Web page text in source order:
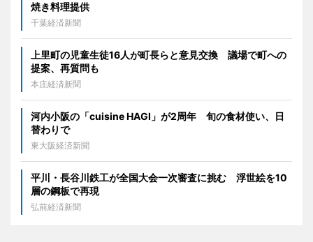
焼き料理提供
千葉経済新聞
上里町の児童生徒16人が町長らと意見交換 議場で町への
提案、再質問も
本庄経済新聞
河内小阪の「cuisine HAGI」が2周年 旬の食材使い、日
替わりで
東大阪経済新聞
平川・長谷川鉄工が全国大会一次審査に挑む 浮世絵を10
層の鋼板で再現
弘前経済新聞